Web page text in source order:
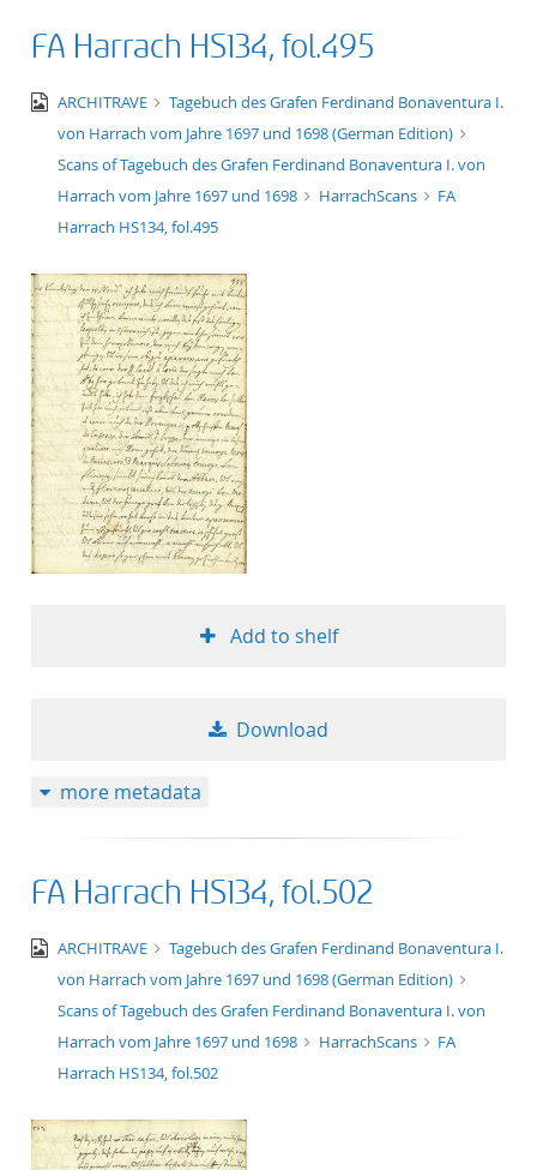
FA Harrach HS134, fol.495
image/jpeg
ARCHITRAVE
Tagebuch des Grafen Ferdinand Bonaventura I.
von Harrach vom Jahre 1697 und 1698 (German Edition)
Scans of Tagebuch des Grafen Ferdinand Bonaventura I. von
Harrach vom Jahre 1697 und 1698
HarrachScans
FA
Harrach HS134, fol.495
Add to shelf
Download
more metadata
FA Harrach HS134, fol.502
image/jpeg
ARCHITRAVE
Tagebuch des Grafen Ferdinand Bonaventura I.
von Harrach vom Jahre 1697 und 1698 (German Edition)
Scans of Tagebuch des Grafen Ferdinand Bonaventura I. von
Harrach vom Jahre 1697 und 1698
HarrachScans
FA
Harrach HS134, fol.502